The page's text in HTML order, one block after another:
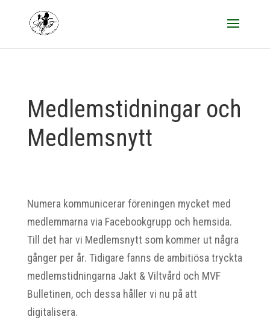
Medlemstidningar och
Medlemsnytt
Numera kommunicerar föreningen mycket med
medlemmarna via Facebookgrupp och hemsida.
Till det har vi Medlemsnytt som kommer ut några
gånger per år. Tidigare fanns de ambitiösa tryckta
medlemstidningarna Jakt & Viltvård och MVF
Bulletinen, och dessa håller vi nu på att
digitalisera.